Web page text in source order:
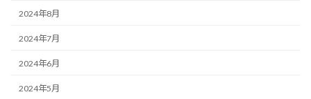
2024年8月
2024年7月
2024年6月
2024年5月